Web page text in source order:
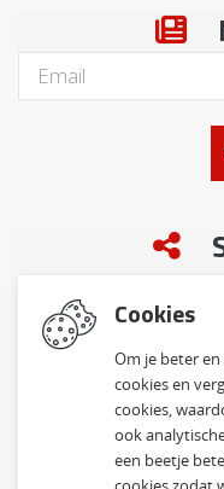
© 2026
Website ontwikkeld door Lined en
Cookies
Om je beter
cookies en
cookies,
ook
een beetje